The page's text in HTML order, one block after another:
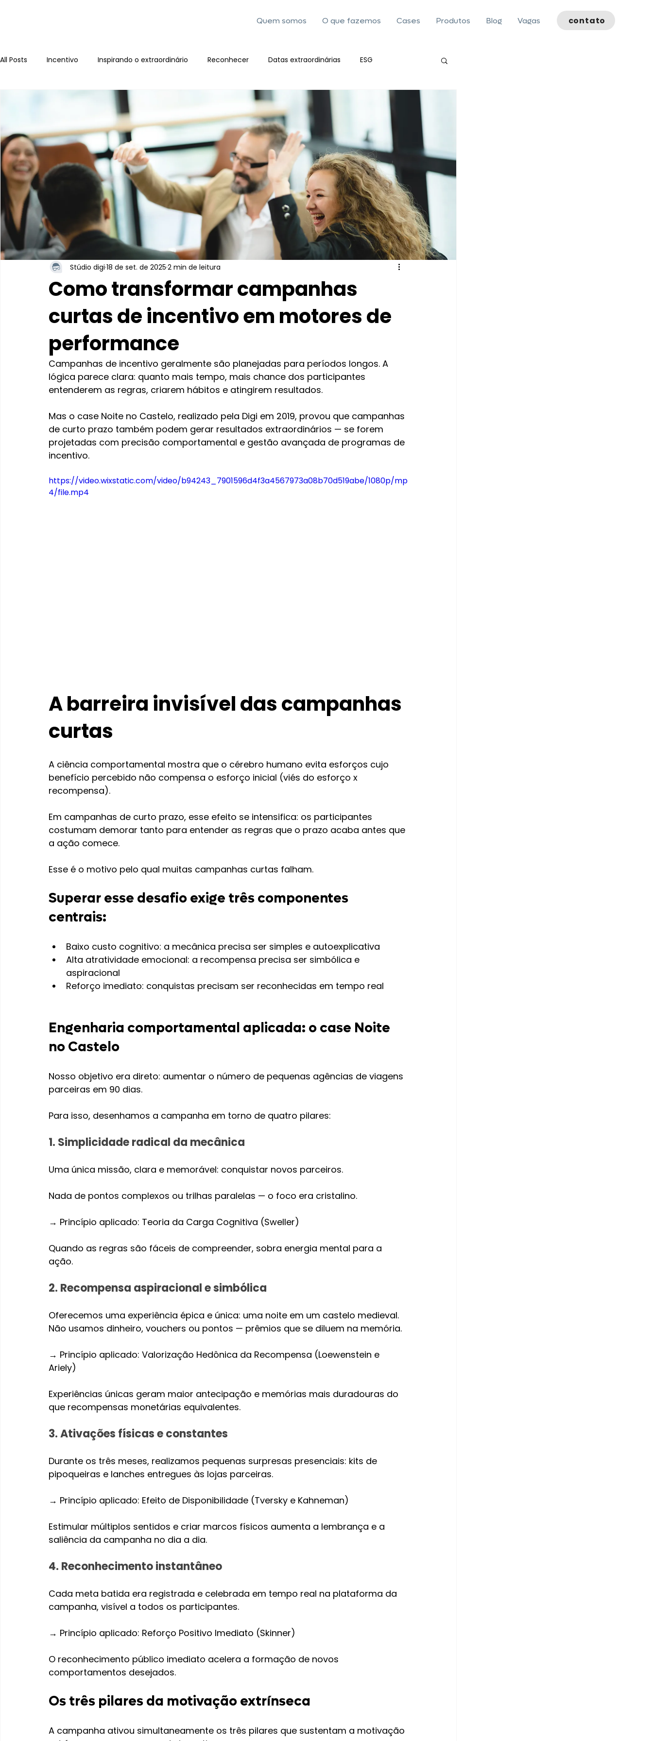
Quem somos O que fazemos Cases Produtos Blog Vagas contato
All Posts Incentivo Inspirando o extraordinário Reconhecer Datas extraordinárias ESG
Como transformar campanhas
curtas de incentivo em motores de
performance
Stúdio digi 18 de set. de 2025 2 min de leitura
Campanhas de incentivo geralmente são planejadas para períodos longos. A
lógica parece clara: quanto mais tempo, mais chance dos participantes
entenderem as regras, criarem hábitos e atingirem resultados.
Mas o case Noite no Castelo, realizado pela Digi em 2019, provou que campanhas
de curto prazo também podem gerar resultados extraordinários — se forem
projetadas com precisão comportamental e gestão avançada de programas de
incentivo.
https://video.wixstatic.com/video/b94243_7901596d4f3a4567973a08b70d519abe/1080p/mp
4/file.mp4
A barreira invisível das campanhas
curtas
A ciência comportamental mostra que o cérebro humano evita esforços cujo
benefício percebido não compensa o esforço inicial (viés do esforço x
recompensa).
Em campanhas de curto prazo, esse efeito se intensifica: os participantes
costumam demorar tanto para entender as regras que o prazo acaba antes que
a ação comece.
Esse é o motivo pelo qual muitas campanhas curtas falham.
Superar esse desafio exige três componentes
centrais:
Baixo custo cognitivo: a mecânica precisa ser simples e autoexplicativa
Alta atratividade emocional: a recompensa precisa ser simbólica e
aspiracional
Reforço imediato: conquistas precisam ser reconhecidas em tempo real
Engenharia comportamental aplicada: o case Noite
no Castelo
Nosso objetivo era direto: aumentar o número de pequenas agências de viagens
parceiras em 90 dias.
Para isso, desenhamos a campanha em torno de quatro pilares:
1. Simplicidade radical da mecânica
Uma única missão, clara e memorável: conquistar novos parceiros.
Nada de pontos complexos ou trilhas paralelas — o foco era cristalino.
→ Princípio aplicado: Teoria da Carga Cognitiva (Sweller)
Quando as regras são fáceis de compreender, sobra energia mental para a
ação.
2. Recompensa aspiracional e simbólica
Oferecemos uma experiência épica e única: uma noite em um castelo medieval.
Não usamos dinheiro, vouchers ou pontos — prêmios que se diluem na memória.
→ Princípio aplicado: Valorização Hedônica da Recompensa (Loewenstein e
Ariely)
Experiências únicas geram maior antecipação e memórias mais duradouras do
que recompensas monetárias equivalentes.
3. Ativações físicas e constantes
Durante os três meses, realizamos pequenas surpresas presenciais: kits de
pipoqueiras e lanches entregues às lojas parceiras.
→ Princípio aplicado: Efeito de Disponibilidade (Tversky e Kahneman)
Estimular múltiplos sentidos e criar marcos físicos aumenta a lembrança e a
saliência da campanha no dia a dia.
4. Reconhecimento instantâneo
Cada meta batida era registrada e celebrada em tempo real na plataforma da
campanha, visível a todos os participantes.
→ Princípio aplicado: Reforço Positivo Imediato (Skinner)
O reconhecimento público imediato acelera a formação de novos
comportamentos desejados.
Os três pilares da motivação extrínseca
A campanha ativou simultaneamente os três pilares que sustentam a motivação